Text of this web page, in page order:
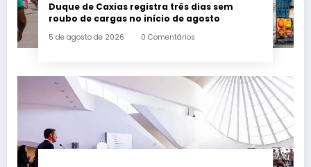
Duque de Caxias registra três dias sem
roubo de cargas no início de agosto
5 de agosto de 2026 0 Comentários